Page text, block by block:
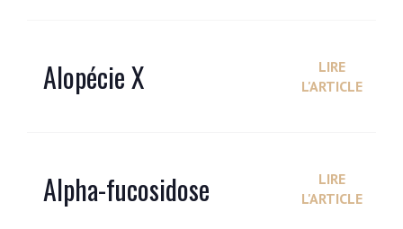
Alopécie X
LIRE
L'ARTICLE
Alpha-fucosidose
LIRE
L'ARTICLE